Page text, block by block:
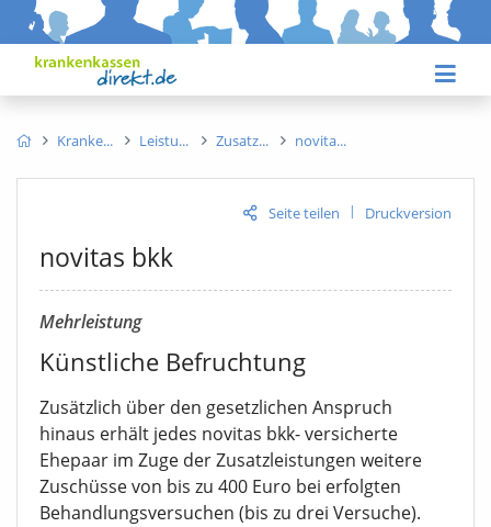
Kranke Leistu Zusatz novita
Seite teilen | Druckversion
novitas bkk
Mehrleistung
Künstliche Befruchtung
Zusätzlich über den gesetzlichen Anspruch
hinaus erhält jedes novitas bkk- versicherte
Ehepaar im Zuge der Zusatzleistungen weitere
Zuschüsse von bis zu 400 Euro bei erfolgten
Behandlungsversuchen (bis zu drei Versuche).